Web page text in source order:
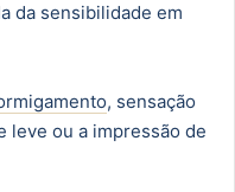
da sensibilidade em
, sensação
leve ou a impressão de